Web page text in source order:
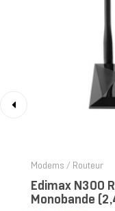
Modems / Routeur
Edimax N300
Monobande